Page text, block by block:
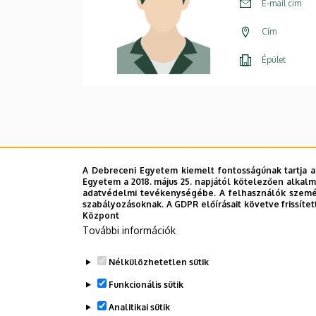
E-mail cím
Cím
Épület
A Debreceni Egyetem kiemelt fontosságúnak
Egyetem a 2018. május 25. napjától kötelezően
adatvédelmi tevékenységébe. A felhasználók
szabályozásoknak. A GDPR előírásait követve
Központ
További információk
Nélkülözhetetlen sütik
Funkcionális sütik
Analitikai sütik